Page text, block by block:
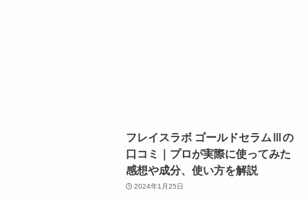
フレイスラボ ゴールドセラムⅢの
口コミ｜プロが実際に使ってみた
感想や成分、使い方を解説
2024年1月25日